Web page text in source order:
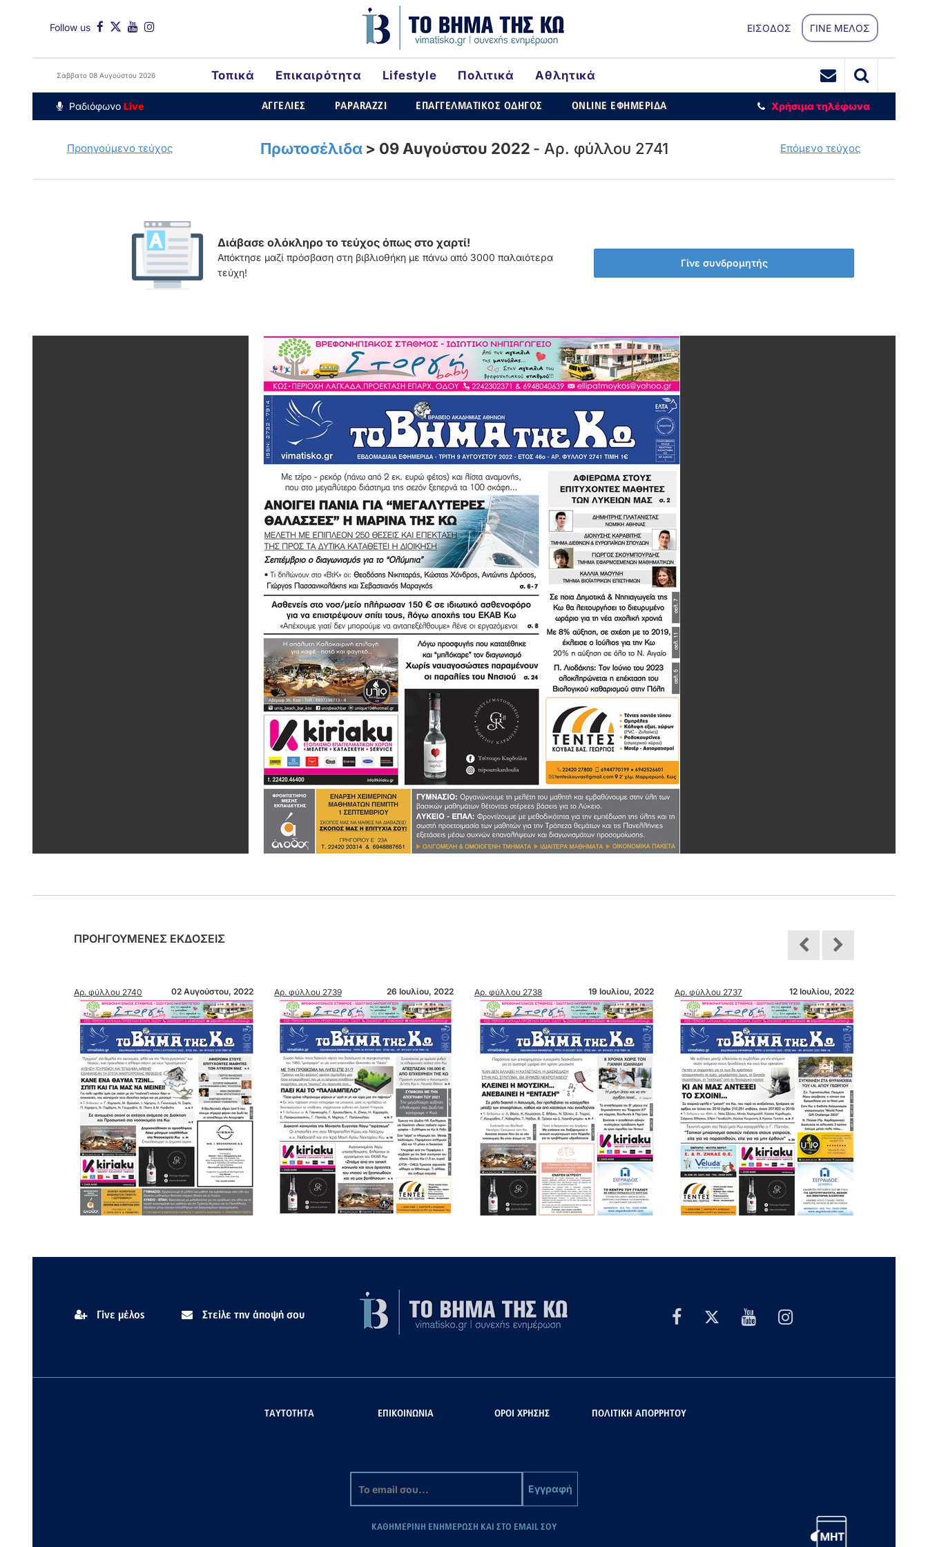
Follow us ΕΙΣΟΔΟΣ ΓΙΝΕ ΜΕΛΟΣ
Σάββατο 08 Αυγούστου 2026 Τοπικά Επικαιρότητα Lifestyle Πολιτικά
Αθλητικά
Around The World
Ραδιόφωνο Live ΑΓΓΕΛΙΕΣ PAPARAZZI ΕΠΑΓΓΕΛΜΑΤΙΚΟΣ ΟΔΗΓΟΣ ONLINE ΕΦΗΜΕΡΙΔΑ Χρήσιμα τηλέφωνα
Προηγούμενο τεύχος Πρωτοσέλιδα > 09 Αυγούστου 2022 - Αρ. φύλλου 2741 Επόμενο τεύχος
Διάβασε ολόκληρο το τεύχος όπως στο χαρτί!
Απόκτησε μαζί πρόσβαση στη βιβλιοθήκη με πάνω από 3000 παλαιότερα
τεύχη!
Γίνε συνδρομητής
ΠΡΟΗΓΟΥΜΕΝΕΣ ΕΚΔΟΣΕΙΣ
Αρ. φύλλου 2740 02 Αυγούστου, 2022 Αρ. φύλλου 2739 26 Ιουλίου, 2022 Αρ. φύλλου 2738 19 Ιουλίου, 2022 Αρ. φύλλου 2737 12 Ιουλίου, 2022
Γίνε μέλος Στείλε την άποψή σου
ΤΑΥΤΟΤΗΤΑ ΕΠΙΚΟΙΝΩΝΙΑ ΟΡΟΙ ΧΡΗΣΗΣ ΠΟΛΙΤΙΚΗ ΑΠΟΡΡΗΤΟΥ
Εγγραφή
ΚΑΘΗΜΕΡΙΝΗ ΕΝΗΜΕΡΩΣΗ ΚΑΙ ΣΤΟ EMAIL ΣΟΥ